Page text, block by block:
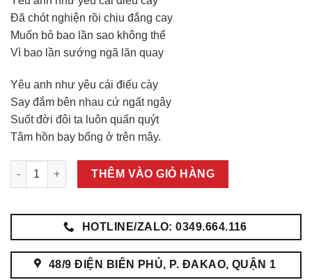
Đã chót nghiện rồi chịu đắng cay
Muốn bỏ bao lần sao không thể
Vì bao lần sướng ngã lăn quay
Yêu anh như yêu cái điếu cày
Say đắm bên nhau cứ ngất ngây
Suốt đời đôi ta luôn quấn quýt
Tâm hồn bay bổng ở trên mây.
Điếu cày Thanh Hóa Điếu Bọc Đồng Khắc số lượng
THÊM VÀO GIỎ HÀNG
HOTLINE/ZALO: 0349.664.116
48/9 ĐIỆN BIÊN PHỦ, P. ĐAKAO, QUẬN 1